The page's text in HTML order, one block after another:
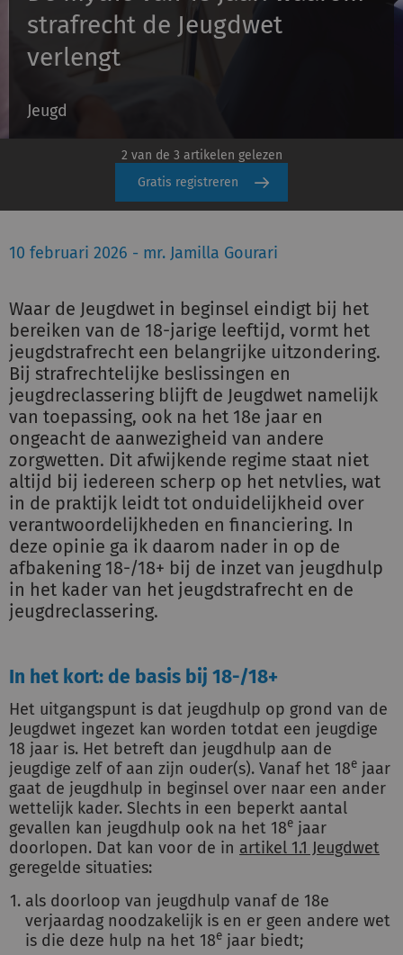
strafrecht de Jeugdwet
verlengt
Jeugd
2 van de 3 artikelen gelezen
Gratis registreren
10 februari 2026 - mr. Jamilla Gourari
Waar de Jeugdwet in beginsel eindigt bij het
bereiken van de 18-jarige leeftijd, vormt het
jeugdstrafrecht een belangrijke uitzondering.
Bij strafrechtelijke beslissingen en
jeugdreclassering blijft de Jeugdwet namelijk
van toepassing, ook na het 18e jaar en
ongeacht de aanwezigheid van andere
zorgwetten. Dit afwijkende regime staat niet
altijd bij iedereen scherp op het netvlies, wat
in de praktijk leidt tot onduidelijkheid over
verantwoordelijkheden en financiering. In
deze opinie ga ik daarom nader in op de
afbakening 18-/18+ bij de inzet van jeugdhulp
in het kader van het jeugdstrafrecht en de
jeugdreclassering.
In het kort: de basis bij 18-/18+
Het uitgangspunt is dat jeugdhulp op grond van de
Jeugdwet ingezet kan worden totdat een jeugdige
18 jaar is. Het betreft dan jeugdhulp aan de
jeugdige zelf of aan zijn ouder(s). Vanaf het 18e jaar
gaat de jeugdhulp in beginsel over naar een ander
wettelijk kader. Slechts in een beperkt aantal
gevallen kan jeugdhulp ook na het 18e jaar
doorlopen. Dat kan voor de in artikel 1.1 Jeugdwet
geregelde situaties:
als doorloop van jeugdhulp vanaf de 18e
verjaardag noodzakelijk is en er geen andere wet
is die deze hulp na het 18e jaar biedt;